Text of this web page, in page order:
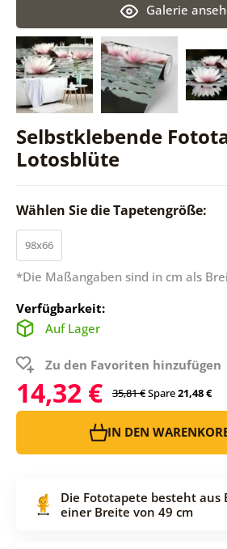
Selbstklebende
Lotosblüte
Galerie
Wählen Sie die Tapetengröße:
98x66
*Die Maßangaben sind in cm als
Verfügbarkeit:
Auf Lager
Zu den Favoriten hinzufügen
14,32 € 35,81 €Spare21,48 €
IN DEN
Die Fototapete besteht aus
einer Breite von 49 cm